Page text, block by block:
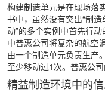
构建制造单元是在现场落
书中，虽然没有突出“制
动”的多个实例中首先行
中普惠公司将复杂的航空
由一个制造单元负责生产
至少移动过1次。普惠公
精益制造环境中的